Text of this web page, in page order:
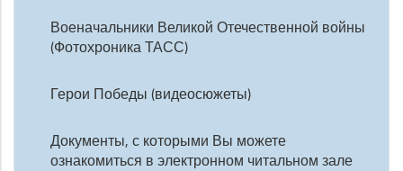
Военачальники Великой Отечественной войны
(Фотохроника ТАСС)
Герои Победы (видеосюжеты)
Документы, с которыми Вы можете
ознакомиться в электронном читальном зале